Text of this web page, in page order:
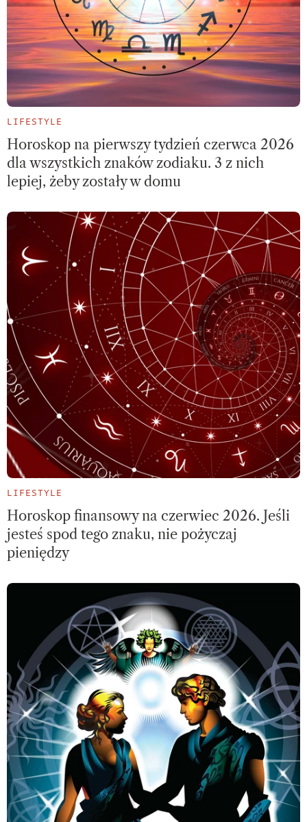
LIFESTYLE
Horoskop na pierwszy tydzień czerwca 2026
dla wszystkich znaków zodiaku. 3 z nich
lepiej, żeby zostały w domu
LIFESTYLE
Horoskop finansowy na czerwiec 2026. Jeśli
jesteś spod tego znaku, nie pożyczaj
pieniędzy